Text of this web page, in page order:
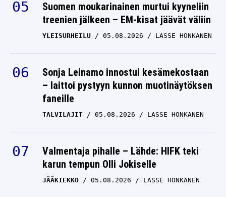
Suomen moukarinainen murtui kyyneliin
treenien jälkeen – EM-kisat jäävät väliin
YLEISURHEILU 05.08.2026 LASSE HONKANEN
Sonja Leinamo innostui kesämekostaan
– laittoi pystyyn kunnon muotinäytöksen
faneille
TALVILAJIT 05.08.2026 LASSE HONKANEN
Valmentaja pihalle – Lähde: HIFK teki
karun tempun Olli Jokiselle
JÄÄKIEKKO 05.08.2026 LASSE HONKANEN